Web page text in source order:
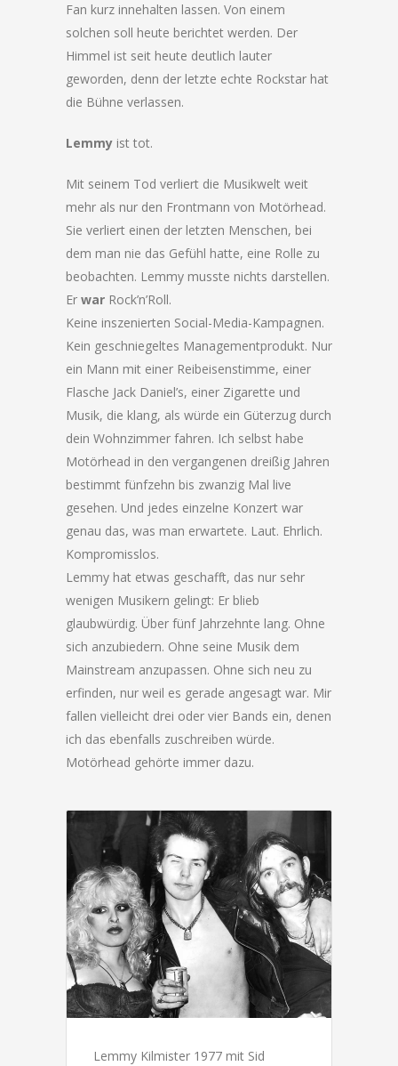
Fan kurz innehalten lassen. Von einem
solchen soll heute berichtet werden. Der
Himmel ist seit heute deutlich lauter
geworden, denn der letzte echte Rockstar hat
die Bühne verlassen.
Lemmy ist tot.
Mit seinem Tod verliert die Musikwelt weit
mehr als nur den Frontmann von Motörhead.
Sie verliert einen der letzten Menschen, bei
dem man nie das Gefühl hatte, eine Rolle zu
beobachten. Lemmy musste nichts darstellen.
Er war Rock’n’Roll.
Keine inszenierten Social-Media-Kampagnen.
Kein geschniegeltes Managementprodukt. Nur
ein Mann mit einer Reibeisenstimme, einer
Flasche Jack Daniel’s, einer Zigarette und
Musik, die klang, als würde ein Güterzug durch
dein Wohnzimmer fahren. Ich selbst habe
Motörhead in den vergangenen dreißig Jahren
bestimmt fünfzehn bis zwanzig Mal live
gesehen. Und jedes einzelne Konzert war
genau das, was man erwartete. Laut. Ehrlich.
Kompromisslos.
Lemmy hat etwas geschafft, das nur sehr
wenigen Musikern gelingt: Er blieb
glaubwürdig. Über fünf Jahrzehnte lang. Ohne
sich anzubiedern. Ohne seine Musik dem
Mainstream anzupassen. Ohne sich neu zu
erfinden, nur weil es gerade angesagt war. Mir
fallen vielleicht drei oder vier Bands ein, denen
ich das ebenfalls zuschreiben würde.
Motörhead gehörte immer dazu.
Lemmy Kilmister 1977 mit Sid